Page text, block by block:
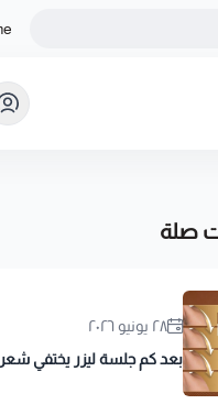
صلة
٢٨ يونيو ٢٠٢٦
بعد كم جلسة ليزر يختفي شعر